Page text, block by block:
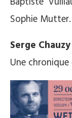
Sophie Mutter.
Serge Chauzy
Une chronique